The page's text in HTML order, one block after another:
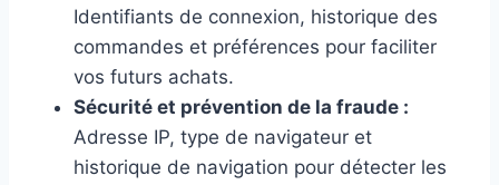
Identifiants de connexion, historique des
commandes et préférences pour faciliter
vos futurs achats.
Sécurité et prévention de la fraude :
Adresse IP, type de navigateur et
historique de navigation pour détecter les